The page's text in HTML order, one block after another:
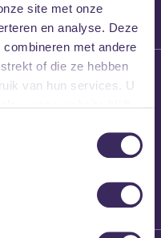
site met onze
en analyse. Deze
met andere
of die ze hebben
van hun services. U
maart 2026
Blog: High